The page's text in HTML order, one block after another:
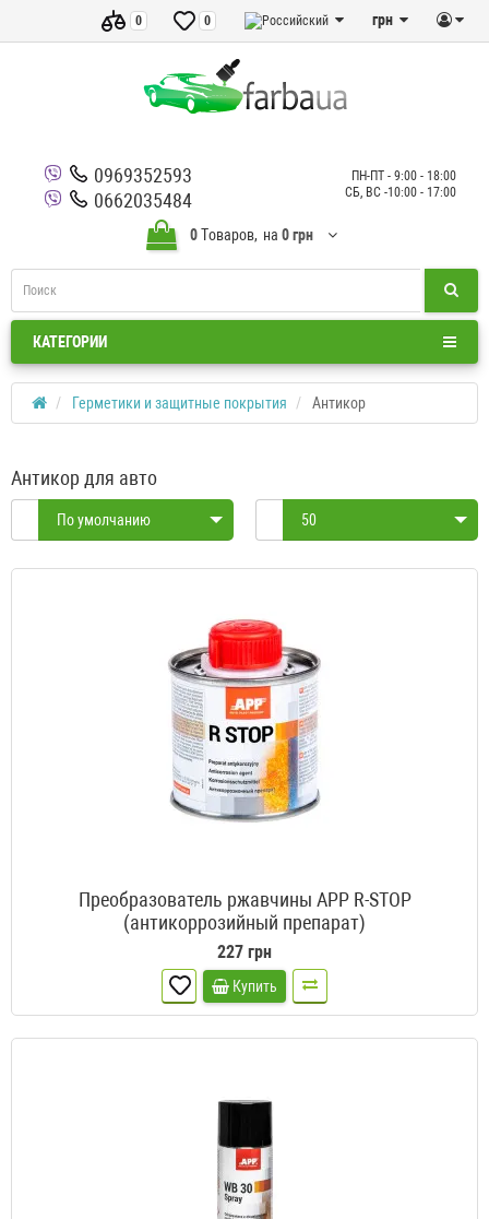
грн
0
0
0969352593
0662035484
ПН-ПТ - 9:00 - 18:00
СБ, ВС -10:00 - 17:00
0Tоваров, на 0 грн
КАТЕГОРИИ
Герметики и защитные покрытия Антикор
Антикор для авто
По умолчанию 50
Преобразователь ржавчины APP R-STOP
(антикоррозийный препарат)
227 грн
Купить